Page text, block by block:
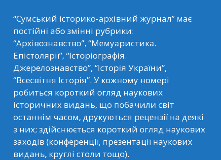
“Сумський історико-архівний журнал” має
постійні або змінні рубрики:
“Архівознавство”, “Мемуаристика.
Епістолярії”, “Історіографія.
Джерелознавство”, “Історія України”,
“Всесвітня Історія”. У кожному номері
робиться короткий огляд наукових
історичних видань, що побачили світ
останнім часом, друкуються рецензії на деякі
з них; здійснюється короткий огляд наукових
заходів (конференції, презентації наукових
видань, круглі столи тощо).